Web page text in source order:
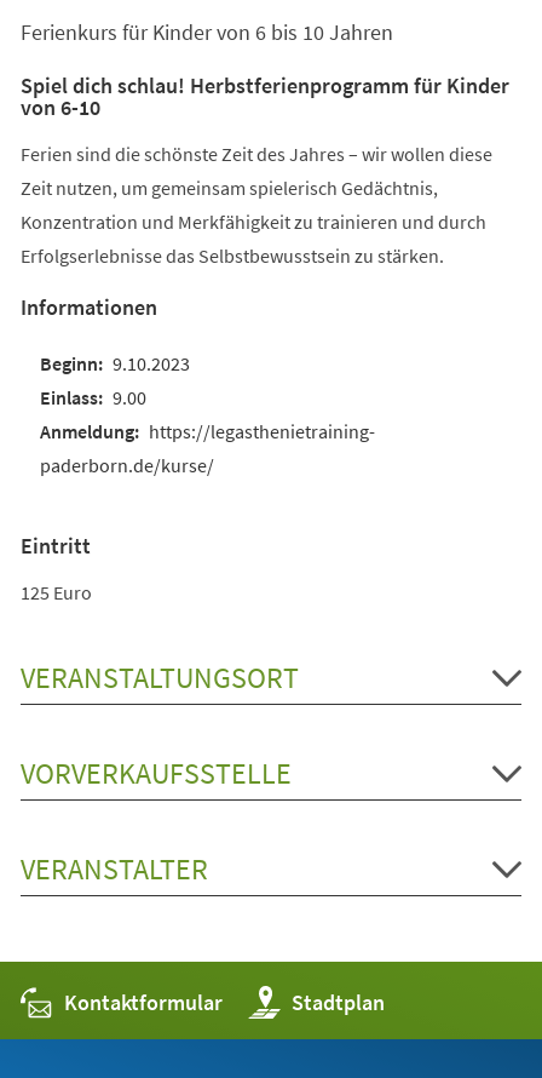
neuen
Ferienkurs für Kinder von 6 bis 10 Jahren
Spiel dich schlau! Herbstferienprogramm für Kinder
von 6-10
Ferien sind die schönste Zeit des Jahres – wir wollen diese
Zeit nutzen, um gemeinsam spielerisch Gedächtnis,
Konzentration und Merkfähigkeit zu trainieren und durch
Erfolgserlebnisse das Selbstbewusstsein zu stärken.
Informationen
9.10.2023
9.00
https://legasthenietraining-
paderborn.de/kurse/
Eintritt
125 Euro
VERANSTALTUNGSORT
VORVERKAUFSSTELLE
VERANSTALTER
Kontaktformular Stadtplan
(Öffnet
in
einem